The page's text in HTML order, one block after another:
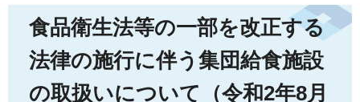
食品衛生法等の一部を改正する
法律の施行に伴う集団給食施設
の取扱いについて（令和2年8月